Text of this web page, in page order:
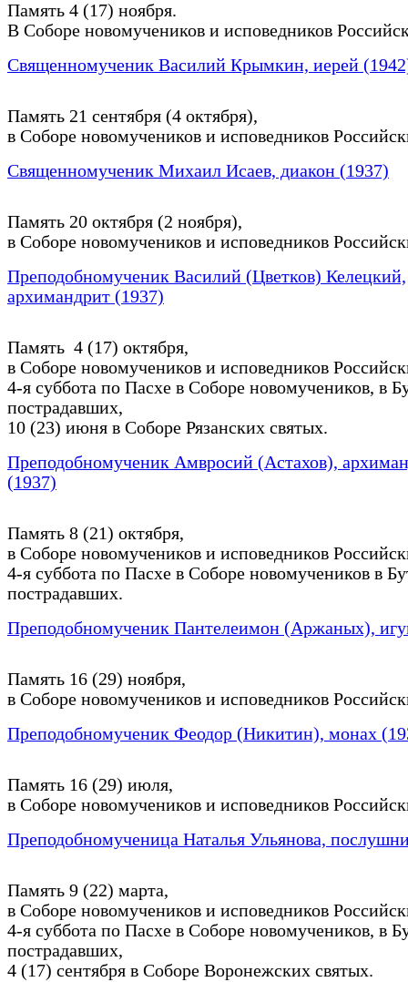
Память 4 (17) ноября.
В Соборе новомучеников и исповедников
Священномученик Василий Крымкин, иерей
Память 21 сентября (4 октября),
в Соборе новомучеников и исповедников
Священномученик Михаил Исаев, диакон (1937)
Память 20 октября (2 ноября),
в Соборе новомучеников и исповедников
Преподобномученик Василий (Цветков) Келецкий,
архимандрит (1937)
Память 4 (17) октября,
в Соборе новомучеников и исповедников
4-я суббота по Пасхе в Соборе новомучеников, в
пострадавших,
10 (23) июня в Соборе Рязанских святых.
Преподобномученик Амвросий (Астахов),
(1937)
Память 8 (21) октября,
в Соборе новомучеников и исповедников
4-я суббота по Пасхе в Соборе новомучеников в
пострадавших.
Преподобномученик Пантелеимон (Аржаных),
Память 16 (29) ноября,
в Соборе новомучеников и исповедников
Преподобномученик Феодор (Никитин), монах
Память 16 (29) июля,
в Соборе новомучеников и исповедников
Преподобномученица Наталья Ульянова,
Память 9 (22) марта,
в Соборе новомучеников и исповедников
4-я суббота по Пасхе в Соборе новомучеников, в
пострадавших,
4 (17) сентября в Соборе Воронежских святых.